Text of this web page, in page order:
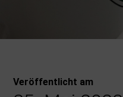
Veröffentlicht am